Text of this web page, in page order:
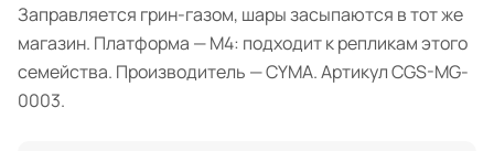
Заправляется грин-газом, шары засыпаются в тот же
магазин. Платформа — M4: подходит к репликам этого
семейства. Производитель — CYMA. Артикул CGS-MG-
0003.